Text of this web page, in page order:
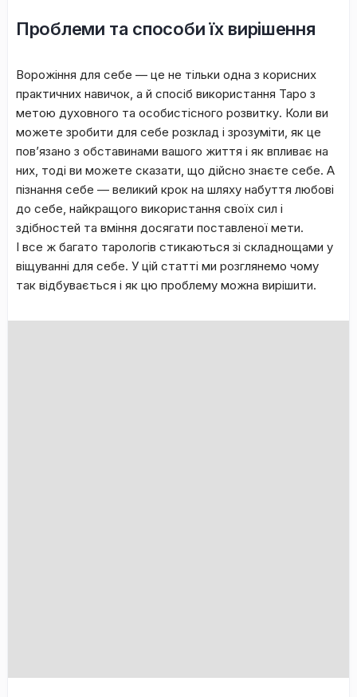
Проблеми та способи їх вирішення
Ворожіння для себе — це не тільки одна з корисних
практичних навичок, а й спосіб використання Таро з
метою духовного та особистісного розвитку. Коли ви
можете зробити для себе розклад і зрозуміти, як це
пов’язано з обставинами вашого життя і як впливає на
них, тоді ви можете сказати, що дійсно знаєте себе. А
пізнання себе — великий крок на шляху набуття любові
до себе, найкращого використання своїх сил і
здібностей та вміння досягати поставленої мети.
І все ж багато тарологів стикаються зі складнощами у
віщуванні для себе. У цій статті ми розглянемо чому
так відбувається і як цю проблему можна вирішити.